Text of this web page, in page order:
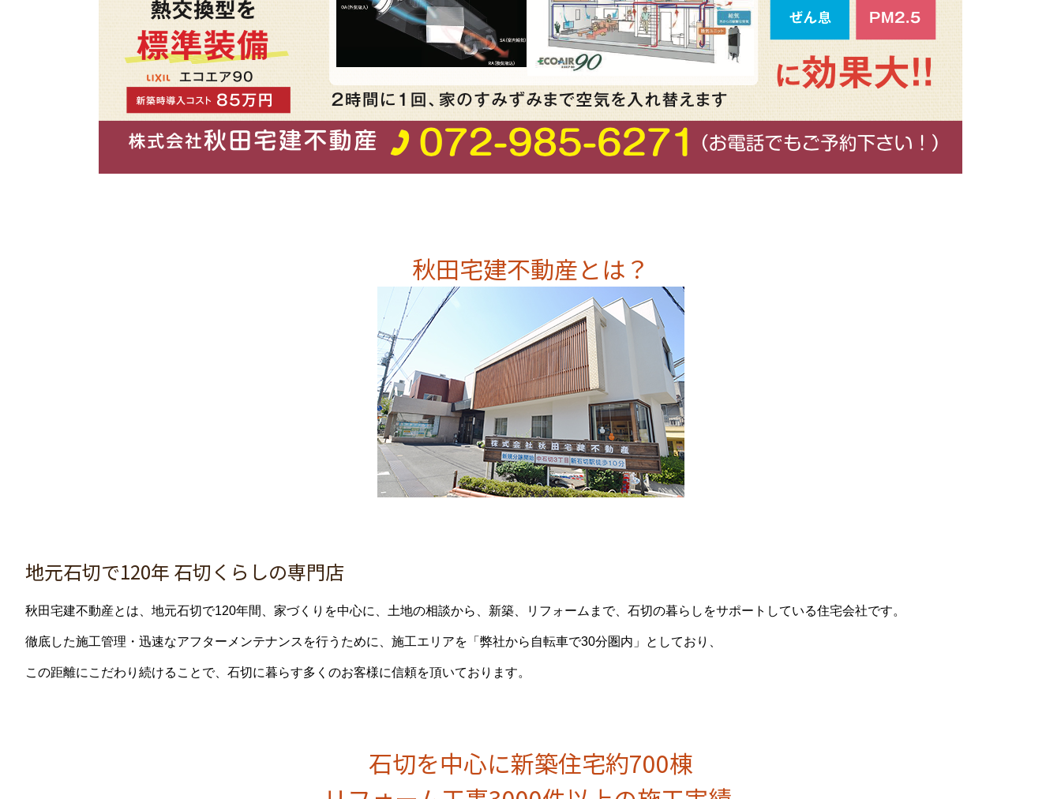
秋田宅建不動産とは？
地元石切で120年 石切くらしの専門店
秋田宅建不動産とは、地元石切で120年間、家づくりを中心に、土地の相談から、新築、リフォームまで、石切の暮らしをサポートしている住宅会社です。
徹底した施工管理・迅速なアフターメンテナンスを行うために、施工エリアを「弊社から自転車で30分圏内」としており、
この距離にこだわり続けることで、石切に暮らす多くのお客様に信頼を頂いております。
石切を中心に新築住宅約700棟